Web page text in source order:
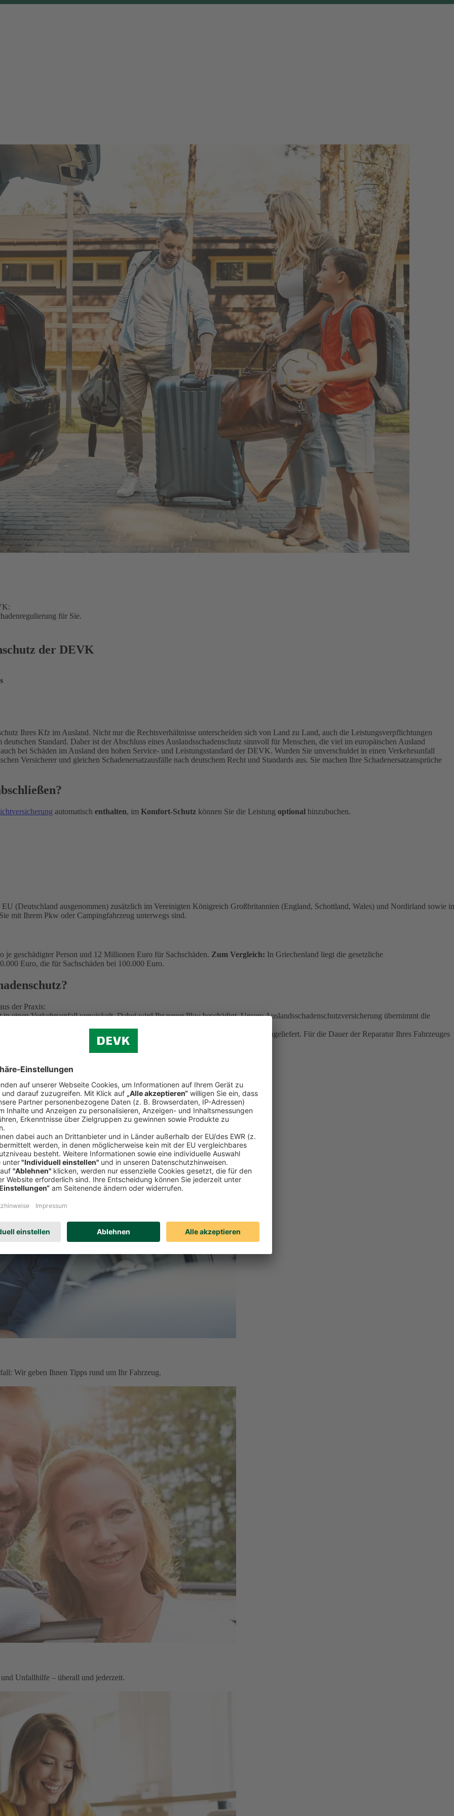
für Sie.
der DEVK
Ihres Kfz im Ausland. Nicht nur die Rechtsverhältnisse unterscheiden sich von Land zu Land, auch die Leistungsverpflichtungen
Standard. Daher ist der Abschluss eines Auslandsschadenschutz sinnvoll für Menschen, die viel im europäischen Ausland
bei Schäden im Ausland den hohen Service- und Leistungsstandard der DEVK. Wurden Sie unverschuldet in einen Verkehrsunfall
Versicherer und gleichen Schadenersatzausfälle nach deutschem Recht und Standards aus. Sie machen Ihre Schadenersatzansprüche
automatisch enthalten, im Komfort-Schutz können Sie die Leistung optional hinzubuchen.
(Deutschland ausgenommen) zusätzlich im Vereinigten Königreich Großbritannien (England, Schottland, Wales) und Nordirland sowie in
mit Ihrem Pkw oder Campingfahrzeug unterwegs sind.
je geschädigter Person und 12 Millionen Euro für Sachschäden. Zum Vergleich: In Griechenland liegt die gesetzliche
Euro, die für Sachschäden bei 100.000 Euro.
der Praxis:
einen Verkehrsunfall verwickelt. Dabei wird Ihr neuer Pkw beschädigt. Unsere Auslandsschadenschutzversicherung übernimmt die
für die Wertminderung nach deutschem Standard auf.
verletzt und in ein Krankenhaus, 50 km von Ihrem Urlaubsort entfernt, eingeliefert. Für die Dauer der Reparatur Ihres Fahrzeuges
die erforderlichen Mietwagenkosten.
Wir geben Ihnen Tipps rund um Ihr Fahrzeug.
Unfallhilfe – überall und jederzeit.